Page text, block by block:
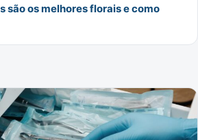
são os melhores florais e como